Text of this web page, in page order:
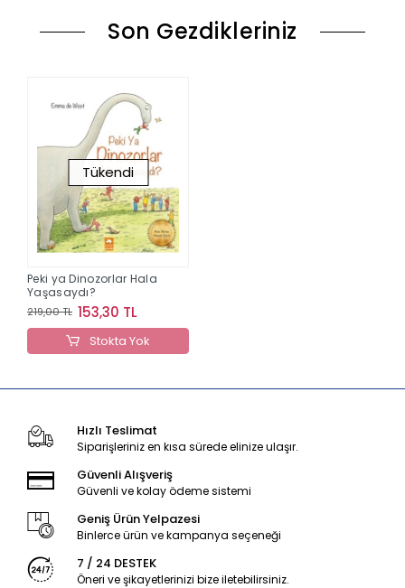
Son Gezdikleriniz
Tükendi
Peki ya Dinozorlar Hala
Yaşasaydı?
219,00 TL 153,30 TL
Stokta Yok
Hızlı Teslimat
Siparişleriniz en kısa sürede elinize ulaşır.
Güvenli Alışveriş
Güvenli ve kolay ödeme sistemi
Geniş Ürün Yelpazesi
Binlerce ürün ve kampanya seçeneği
7 / 24 DESTEK
Öneri ve şikayetlerinizi bize iletebilirsiniz.